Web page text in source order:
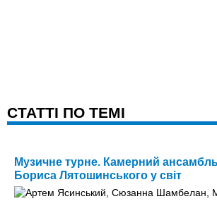
CТАТТІ ПО ТЕМІ
Музичне турне. Камерний
Бориса Лятошинського у світ